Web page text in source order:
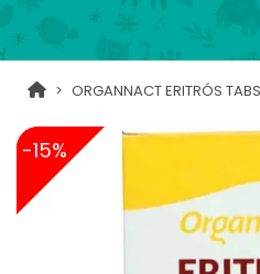
ORGANNACT ERITRÓS
-15%